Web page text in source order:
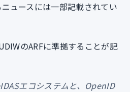
ュースには一部記載されてい
のARFに準拠することが記
エコシステムと、OpenID